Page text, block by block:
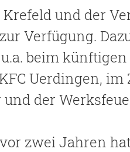
Krefeld und der
Verfügung.
beim
Uerdingen, im
der
zwei Jahren